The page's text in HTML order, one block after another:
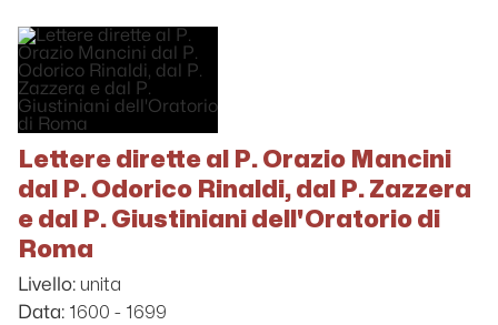
Lettere dirette al P. Orazio Mancini
dal P. Odorico Rinaldi, dal P. Zazzera
e dal P. Giustiniani dell'Oratorio di
Roma
Livello: unita
Data: 1600 - 1699